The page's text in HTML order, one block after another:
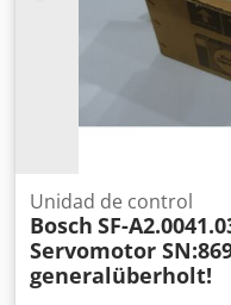
Unidad de control
Bosch SF-
Servomotor
generalüberholt!